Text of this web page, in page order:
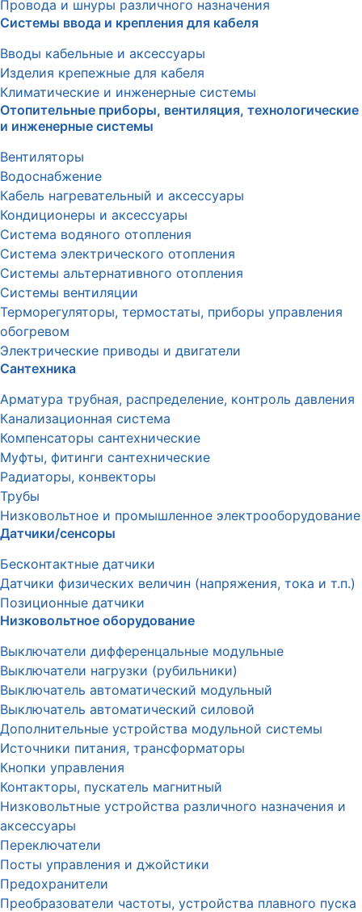
Провода и шнуры различного назначения
Системы ввода и крепления для кабеля
Вводы кабельные и аксессуары
Изделия крепежные для кабеля
Климатические и инженерные системы
Отопительные приборы, вентиляция, технологические
и инженерные системы
Вентиляторы
Водоснабжение
Кабель нагревательный и аксессуары
Кондиционеры и аксессуары
Система водяного отопления
Система электрического отопления
Системы альтернативного отопления
Системы вентиляции
Терморегуляторы, термостаты, приборы управления
обогревом
Электрические приводы и двигатели
Сантехника
Арматура трубная, распределение, контроль давления
Канализационная система
Компенсаторы сантехнические
Муфты, фитинги сантехнические
Радиаторы, конвекторы
Трубы
Низковольтное и промышленное электрооборудование
Датчики/сенсоры
Бесконтактные датчики
Датчики физических величин (напряжения, тока и т.п.)
Позиционные датчики
Низковольтное оборудование
Выключатели дифференцальные модульные
Выключатели нагрузки (рубильники)
Выключатель автоматический модульный
Выключатель автоматический силовой
Дополнительные устройства модульной системы
Источники питания, трансформаторы
Кнопки управления
Контакторы, пускатель магнитный
Низковольтные устройства различного назначения и
аксессуары
Переключатели
Посты управления и джойстики
Предохранители
Преобразователи частоты, устройства плавного пуска